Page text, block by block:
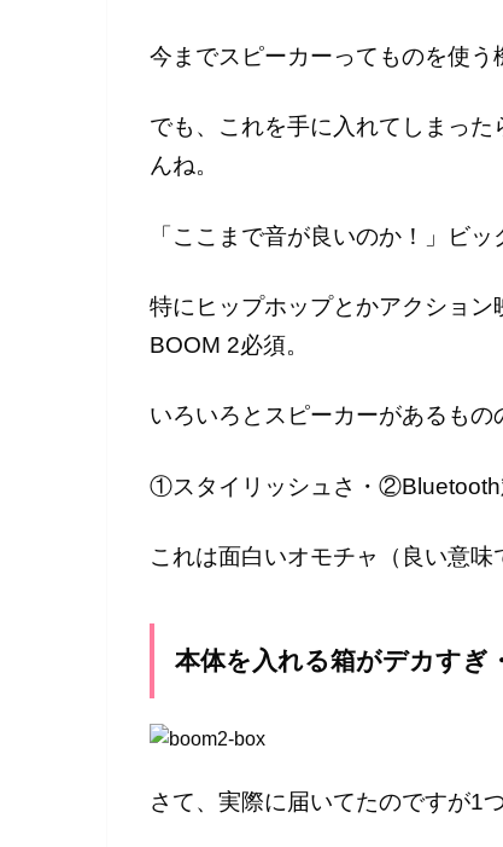
今までスピーカーってものを使う
でも、これを手に入れてしまっ
んね。
「ここまで音が良いのか！」ビッ
特にヒップホップとかアクショ
BOOM 2必須。
いろいろとスピーカーがあるもの
①スタイリッシュさ・②Bluetooth
これは面白いオモチャ（良い意味
本体を入れる箱がデカすぎ
さて、実際に届いてたのですが1